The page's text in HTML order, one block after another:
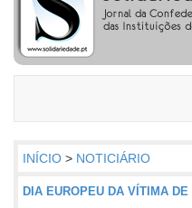
INÍCIO > NOTICIÁRIO
DIA EUROPEU DA VÍTIMA DE